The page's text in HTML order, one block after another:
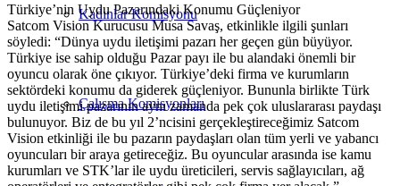
Kadınlar Komisyonu
Çalışma Komisyonları
Türkiye’nin Uydu Pazarındaki Konumu Güçleniyor
Satcom Vision Kurucusu Musa Savaş, etkinlikle ilgili şunları
söyledi: “Dünya uydu iletişimi pazarı her geçen gün büyüyor.
Türkiye ise sahip olduğu Pazar payı ile bu alandaki önemli bir
oyuncu olarak öne çıkıyor. Türkiye’deki firma ve kurumların
sektördeki konumu da giderek güçleniyor. Bununla birlikte Türk
uydu iletişimi pazarının aynı zamanda pek çok uluslararası paydaşı
bulunuyor. Biz de bu yıl 2’ncisini gerçekleştireceğimiz Satcom
Vision etkinliği ile bu pazarın paydaşları olan tüm yerli ve yabancı
oyuncuları bir araya getireceğiz. Bu oyuncular arasında ise kamu
kurumları ve STK’lar ile uydu üreticileri, servis sağlayıcıları, ağ